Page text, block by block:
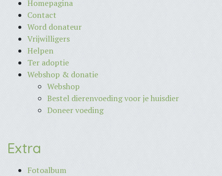
Homepagina
Contact
Word donateur
Vrijwilligers
Helpen
Ter adoptie
Webshop & donatie
Webshop
Bestel dierenvoeding voor je huisdier
Doneer voeding
Extra
Fotoalbum